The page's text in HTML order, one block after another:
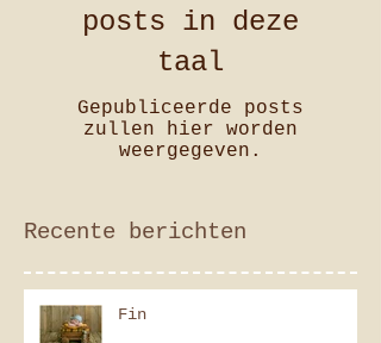
posts in deze
taal
Gepubliceerde posts
zullen hier worden
weergegeven.
Recente berichten
Fin